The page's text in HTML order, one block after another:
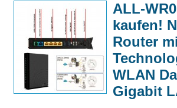
ALL-
kaufen!
Router
WLAN
Gigabit